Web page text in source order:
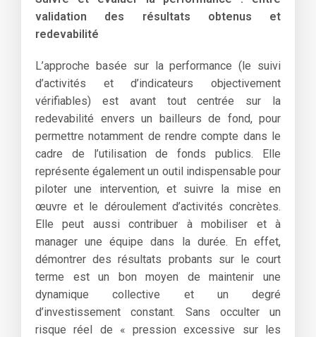
validation des résultats obtenus et
redevabilité
L’approche basée sur la performance (le suivi
d’activités et d’indicateurs objectivement
vérifiables) est avant tout centrée sur la
redevabilité envers un bailleurs de fond, pour
permettre notamment de rendre compte dans le
cadre de l’utilisation de fonds publics. Elle
représente également un outil indispensable pour
piloter une intervention, et suivre la mise en
œuvre et le déroulement d’activités concrètes.
Elle peut aussi contribuer à mobiliser et à
manager une équipe dans la durée. En effet,
démontrer des résultats probants sur le court
terme est un bon moyen de maintenir une
dynamique collective et un degré
d’investissement constant. Sans occulter un
risque réel de « pression excessive sur les